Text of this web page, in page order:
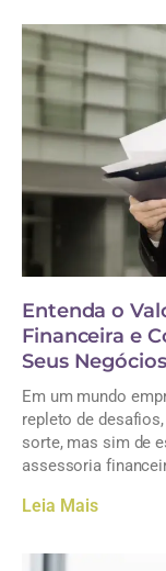
Entenda o
Financeira e
Seus Negócios
Em um mundo
repleto de
sorte, mas sim de
assessoria
Leia Mais